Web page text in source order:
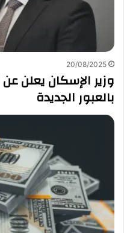
20/08/2025
بالعبور الجديدة